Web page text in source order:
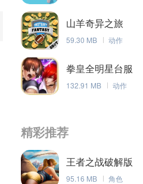
山羊奇异之旅
59.30 MB 动作
拳皇全明星台服
132.91 MB 动作
精彩推荐
王者之战破解版
95.16 MB 角色